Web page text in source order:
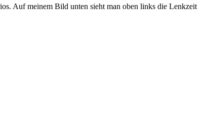
Auf meinem Bild unten sieht man oben links die Lenkzeit